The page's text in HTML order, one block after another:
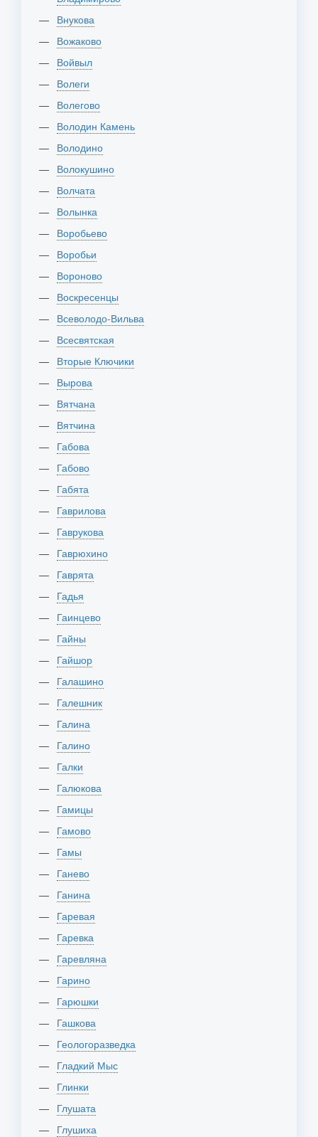
Внукова
Вожаково
Войвыл
Волеги
Волегово
Володин Камень
Володино
Волокушино
Волчата
Волынка
Воробьево
Воробьи
Вороново
Воскресенцы
Всеволодо-Вильва
Всесвятская
Вторые Ключики
Вырова
Вятчана
Вятчина
Габова
Габово
Габята
Гаврилова
Гаврукова
Гаврюхино
Гаврята
Гадья
Гаинцево
Гайны
Гайшор
Галашино
Галешник
Галина
Галино
Галки
Галюкова
Гамицы
Гамово
Гамы
Ганево
Ганина
Гаревая
Гаревка
Гаревляна
Гарино
Гарюшки
Гашкова
Геологоразведка
Гладкий Мыс
Глинки
Глушата
Глушиха